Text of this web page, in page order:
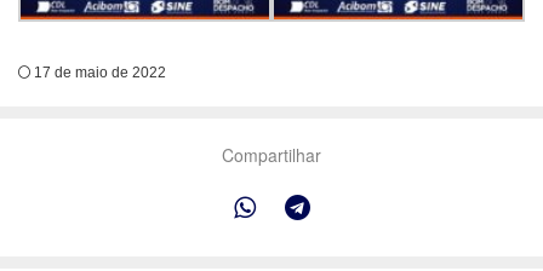
17 de maio de 2022
Compartilhar